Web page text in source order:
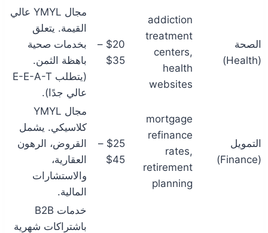
الصحة
(Health)
addiction
treatment
centers,
health
websites
$20 –
$35
مجال YMYL عالي
القيمة. يتعلق
بخدمات صحية
باهظة الثمن.
(يتطلب E-E-A-T
عالي جدًا).
التمويل
(Finance)
mortgage
refinance
rates,
retirement
planning
$25 –
$45
مجال YMYL
كلاسيكي. يشمل
القروض، الرهون
العقارية،
والاستشارات
المالية.
خدمات B2B
باشتراكات شهرية